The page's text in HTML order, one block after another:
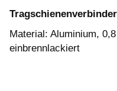
Tragschienenverbinder
Material: Aluminium,
einbrennlackiert